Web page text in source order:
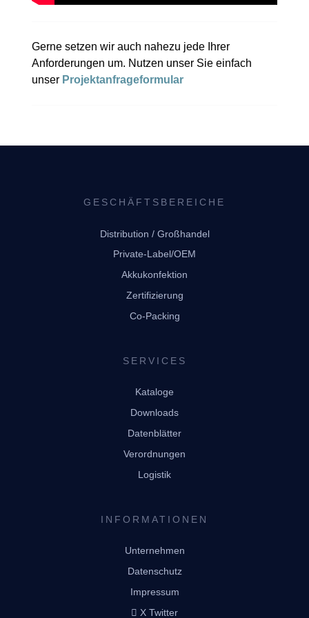
Gerne setzen wir auch nahezu jede Ihrer
Anforderungen um. Nutzen unser Sie einfach
unser Projektanfrageformular
GESCHÄFTSBEREICHE
Distribution / Großhandel
Private-Label/OEM
Akkukonfektion
Zertifizierung
Co-Packing
SERVICES
Kataloge
Downloads
Datenblätter
Verordnungen
Logistik
INFORMATIONEN
Unternehmen
Datenschutz
Impressum
X Twitter